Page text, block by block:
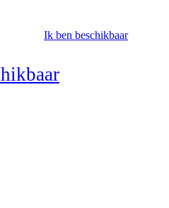
Ik ben beschikbaar